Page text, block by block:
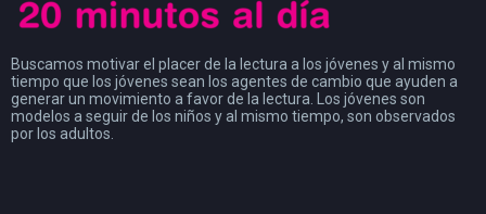
Buscamos motivar el placer de la lectura a los jóvenes y al mismo
tiempo que los jóvenes sean los agentes de cambio que ayuden a
generar un movimiento a favor de la lectura. Los jóvenes son
modelos a seguir de los niños y al mismo tiempo, son observados
por los adultos.